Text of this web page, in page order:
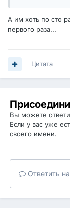
А им хоть по сто
первого раза...
Цитата
Вы можете
Если у вас уже
своего имени.
Ответить